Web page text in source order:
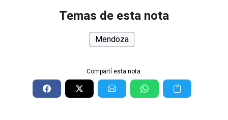
Temas de esta nota
Mendoza
Compartí esta nota: